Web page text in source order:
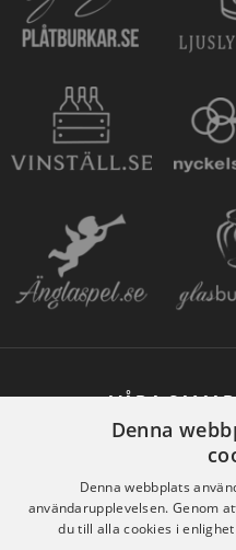
VÅRA
Denna
Denna webbplats
användarupplevelsen. Genom
du till alla cookies i